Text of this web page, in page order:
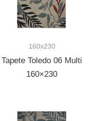
160x230
Tapete Toledo 06 Multi
160×230